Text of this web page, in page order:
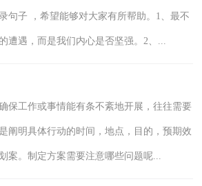
句子 ，希望能够对大家有所帮助。1、最不
遭遇，而是我们内心是否坚强。2、...
保工作或事情能有条不紊地开展，往往需要
阐明具体行动的时间，地点，目的，预期效
案。制定方案需要注意哪些问题呢...